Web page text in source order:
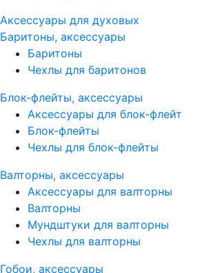
Аксессуары для духовых
Баритоны, аксессуары
Баритоны
Чехлы для баритонов
Блок-флейты, аксессуары
Аксессуары для блок-флейт
Блок-флейты
Чехлы для блок-флейты
Валторны, аксессуары
Аксессуары для валторны
Валторны
Мундштуки для валторны
Чехлы для валторны
Гобои, аксессуары